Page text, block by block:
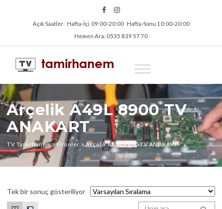
Açık Saatler: Hafta‑İçi 09:00‑20:00 Hafta‑Sonu 10:00‑20:00
Hemen Ara: 0535 839 57 70
Arçelik A49L 8900 TV
ANAKART
TV Tamirhanem>Ürünler >Arçelik A49L 8900 TV ANAKART
Tek bir sonuç gösteriliyor
Arama sonuçları: